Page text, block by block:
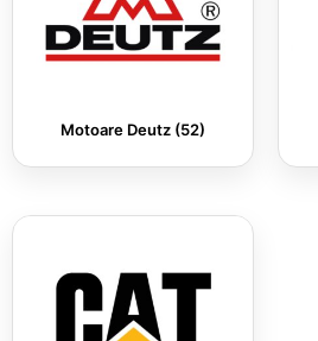
Motoare Deutz (52)